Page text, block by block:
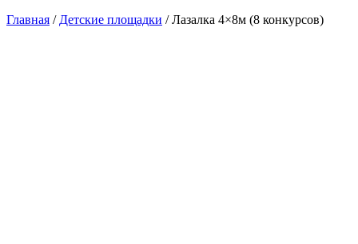
Главная / Детские площадки / Лазалка 4×8м (8 конкурсов)